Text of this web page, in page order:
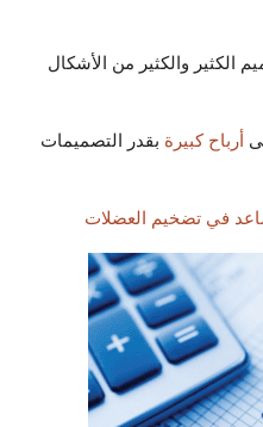
الكثير والكثير من الأشكال
أرباح كبيرة بقدر التصميمات
في تضخيم العضلات